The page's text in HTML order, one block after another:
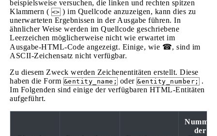
beispielsweise versuchen, die linken und rechten spitzen
Klammern ( <> ) im Quellcode anzuzeigen, kann dies zu
unerwarteten Ergebnissen in der Ausgabe führen. In
ähnlicher Weise werden im Quellcode geschriebene
Leerzeichen möglicherweise nicht wie erwartet im
Ausgabe-HTML-Code angezeigt. Einige, wie ☎, sind im
ASCII-Zeichensatz nicht verfügbar.
Zu diesem Zweck werden Zeichenentitäten erstellt. Diese
haben die Form &entity_name; oder &entity_number;
.
Im Folgenden sind einige der verfügbaren HTML-Entitäten
aufgeführt.
Nummer
der